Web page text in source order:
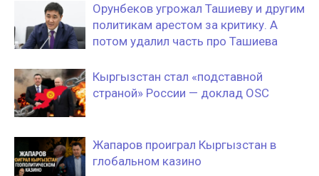
Орунбеков угрожал Ташиеву и другим
политикам арестом за критику. А
потом удалил часть про Ташиева
Кыргызстан стал «подставной
страной» России — доклад OSC
Жапаров проиграл Кыргызстан в
глобальном казино